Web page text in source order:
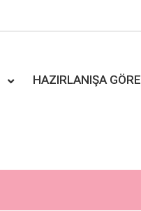
HAZIRLANIŞA GÖRE